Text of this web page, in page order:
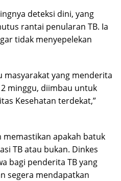
deteksi dini, yang
rantai penularan TB. Ia
tidak menyepelekan
masyarakat yang menderita
minggu, diimbau untuk
Kesehatan terdekat,”
apakah batuk
TB atau bukan. Dinkes
bagi penderita TB yang
segera mendapatkan